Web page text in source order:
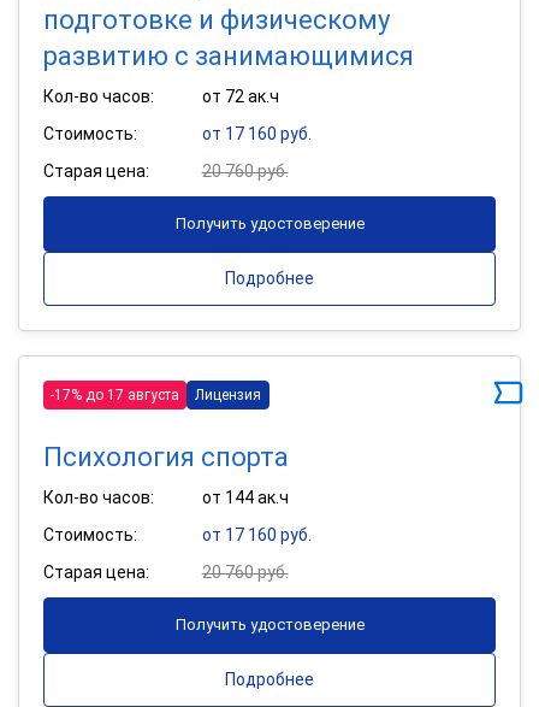
подготовке и физическому
развитию с занимающимися
Кол-во часов:
от 72 ак.ч
Стоимость:
от 17 160 руб.
Старая цена:
20 760 руб.
Получить удостоверение
Подробнее
-17% до 17 августа Лицензия
Психология спорта
Кол-во часов:
от 144 ак.ч
Стоимость:
от 17 160 руб.
Старая цена:
20 760 руб.
Получить удостоверение
Подробнее